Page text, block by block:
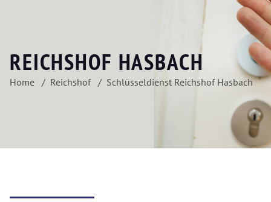
REICHSHOF HASBACH
Home Reichshof Schlüsseldienst Reichshof Hasbach